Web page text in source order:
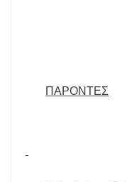
ΠΑΡΟΝΤΕΣ